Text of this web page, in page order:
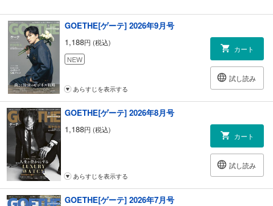
GOETHE[ゲーテ] 2026年9月号
1,188円 (税込)
NEW
カート
試し読み
あらすじを表示する
GOETHE[ゲーテ] 2026年8月号
1,188円 (税込)
カート
試し読み
あらすじを表示する
GOETHE[ゲーテ] 2026年7月号